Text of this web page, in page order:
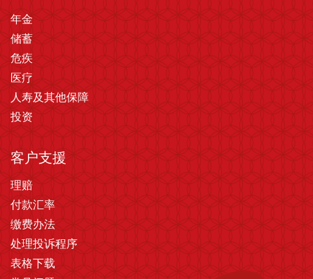
年金
储蓄
危疾
医疗
人寿及其他保障
投资
客户支援
理赔
付款汇率
缴费办法
处理投诉程序
表格下载